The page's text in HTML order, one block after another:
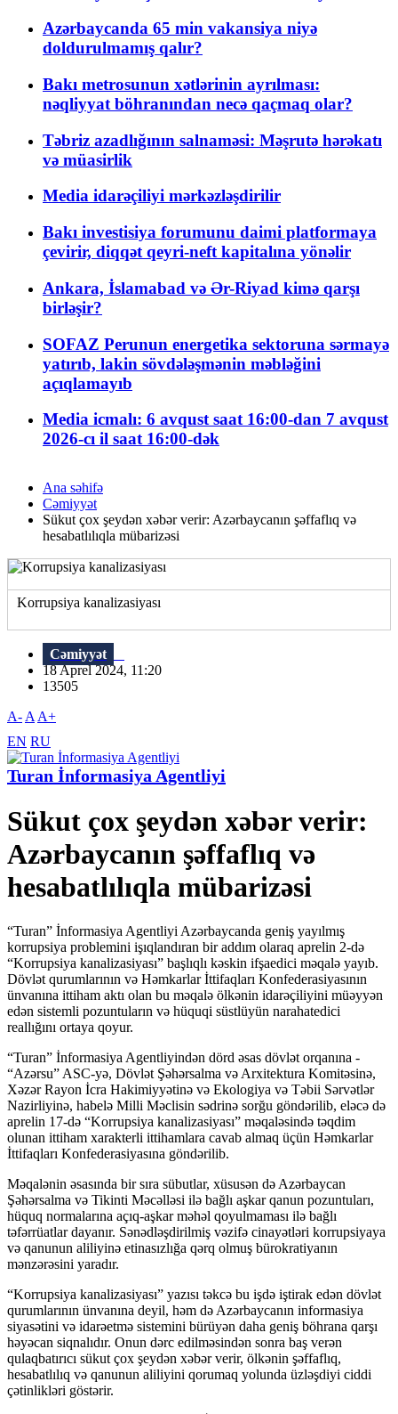
Azərbaycanda 65 min vakansiya niyə
doldurulmamış qalır?
Bakı metrosunun xətlərinin ayrılması:
nəqliyyat böhranından necə qaçmaq olar?
Təbriz azadlığının salnaməsi: Məşrutə hərəkatı
və müasirlik
Media idarəçiliyi mərkəzləşdirilir
Bakı investisiya forumunu daimi platformaya
çevirir, diqqət qeyri-neft kapitalına yönəlir
Ankara, İslamabad və Ər-Riyad kimə qarşı
birləşir?
SOFAZ Perunun energetika sektoruna sərmayə
yatırıb, lakin sövdələşmənin məbləğini
açıqlamayıb
Media icmalı: 6 avqust saat 16:00-dan 7 avqust
2026-cı il saat 16:00-dək
Ana səhifə
Cəmiyyət
Sükut çox şeydən xəbər verir: Azərbaycanın şəffaflıq və
hesabatlılıqla mübarizəsi
Korrupsiya kanalizasiyası
Cəmiyyət
18 Aprel 2024, 11:20
13505
A- A A+
EN RU
Turan İnformasiya Agentliyi
Sükut çox şeydən xəbər verir:
Azərbaycanın şəffaflıq və
hesabatlılıqla mübarizəsi
“Turan” İnformasiya Agentliyi Azərbaycanda geniş yayılmış
korrupsiya problemini işıqlandıran bir addım olaraq aprelin 2-də
“Korrupsiya kanalizasiyası” başlıqlı kəskin ifşaedici məqalə yayıb.
Dövlət qurumlarının və Həmkarlar İttifaqları Konfederasiyasının
ünvanına ittiham aktı olan bu məqalə ölkənin idarəçiliyini müəyyən
edən sistemli pozuntuların və hüquqi süstlüyün narahatedici
reallığını ortaya qoyur.
“Turan” İnformasiya Agentliyindən dörd əsas dövlət orqanına -
“Azərsu” ASC-yə, Dövlət Şəhərsalma və Arxitektura Komitəsinə,
Xəzər Rayon İcra Hakimiyyətinə və Ekologiya və Təbii Sərvətlər
Nazirliyinə, habelə Milli Məclisin sədrinə sorğu göndərilib, eləcə də
aprelin 17-də “Korrupsiya kanalizasiyası” məqaləsində təqdim
olunan ittiham xarakterli ittihamlara cavab almaq üçün Həmkarlar
İttifaqları Konfederasiyasına göndərilib.
Məqalənin əsasında bir sıra sübutlar, xüsusən də Azərbaycan
Şəhərsalma və Tikinti Məcəlləsi ilə bağlı aşkar qanun pozuntuları,
hüquq normalarına açıq-aşkar məhəl qoyulmaması ilə bağlı
təfərrüatlar dayanır. Sənədləşdirilmiş vəzifə cinayətləri korrupsiyaya
və qanunun aliliyinə etinasızlığa qərq olmuş bürokratiyanın
mənzərəsini yaradır.
“Korrupsiya kanalizasiyası” yazısı təkcə bu işdə iştirak edən dövlət
qurumlarının ünvanına deyil, həm də Azərbaycanın informasiya
siyasətini və idarəetmə sistemini bürüyən daha geniş böhrana qarşı
həyəcan siqnalıdır. Onun dərc edilməsindən sonra baş verən
qulaqbatırıcı sükut çox şeydən xəbər verir, ölkənin şəffaflıq,
hesabatlılıq və qanunun aliliyini qorumaq yolunda üzləşdiyi ciddi
çətinlikləri göstərir.